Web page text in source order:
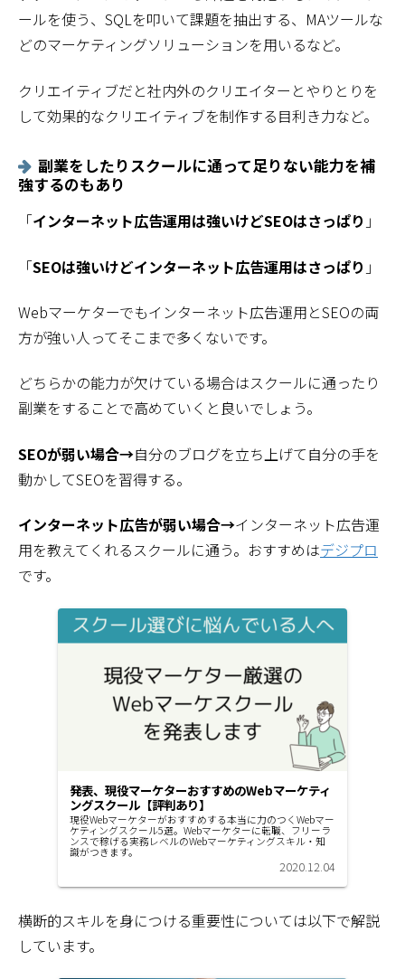
ールを使う、SQLを叩いて課題を抽出する、MAツールな
どのマーケティングソリューションを用いるなど。
クリエイティブだと社内外のクリエイターとやりとりを
して効果的なクリエイティブを制作する目利き力など。
副業をしたりスクールに通って足りない能力を補
強するのもあり
「インターネット広告運用は強いけどSEOはさっぱり 」
「SEOは強いけどインターネット広告運用はさっぱり 」
Webマーケターでもインターネット広告運用とSEOの両
方が強い人ってそこまで多くないです。
どちらかの能力が欠けている場合はスクールに通ったり
副業をすることで高めていくと良いでしょう。
SEOが弱い場合→自分のブログを立ち上げて自分の手を
動かしてSEOを習得する。
インターネット広告が弱い場合→インターネット広告運
用を教えてくれるスクールに通う。おすすめはデジプロ
です。
発表、現役マーケターおすすめのWebマーケティ
ングスクール【評判あり】
現役Webマーケターがおすすめする本当に力のつくWebマー
ケティングスクール5選。Webマーケターに転職、フリーラ
ンスで稼げる実務レベルのWebマーケティングスキル・知
識がつきます。
2020.12.04
横断的スキルを身につける重要性については以下で解説
しています。